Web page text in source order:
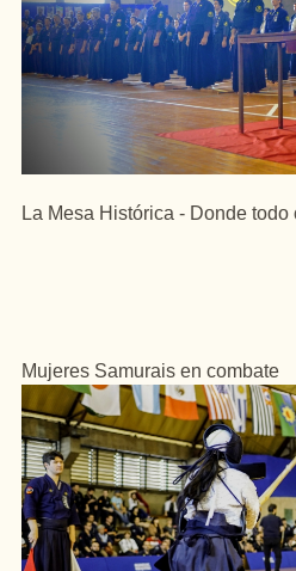
La Mesa Histórica - Donde todo
Mujeres Samurais en combate